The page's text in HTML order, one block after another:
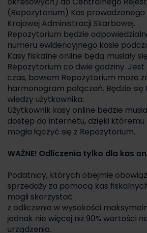
(Repozytorium) Kas prowadzonego
Krajowej Administracji Skarbowej.
Repozytorium będzie
numeru ewidencyjnego kasie
Kasy fiskalne online będą musiały
Repozytorium co dwie godziny.
czas, bowiem Repozytorium może
harmonogram połączeń. Będzie
wiedzy użytkownika.
Użytkownik kasy online będzie
dostęp do internetu, dzięki któremu
mogła łączyć się z Repozytorium.
WAŻNE! Odliczenia tylko dla kas
Podatnicy, których obejmie
sprzedaży za pomocą kas
mogli skorzystać
z odliczenia w wysokości
jednak nie więcej niż 90% wartości
urządzenia.